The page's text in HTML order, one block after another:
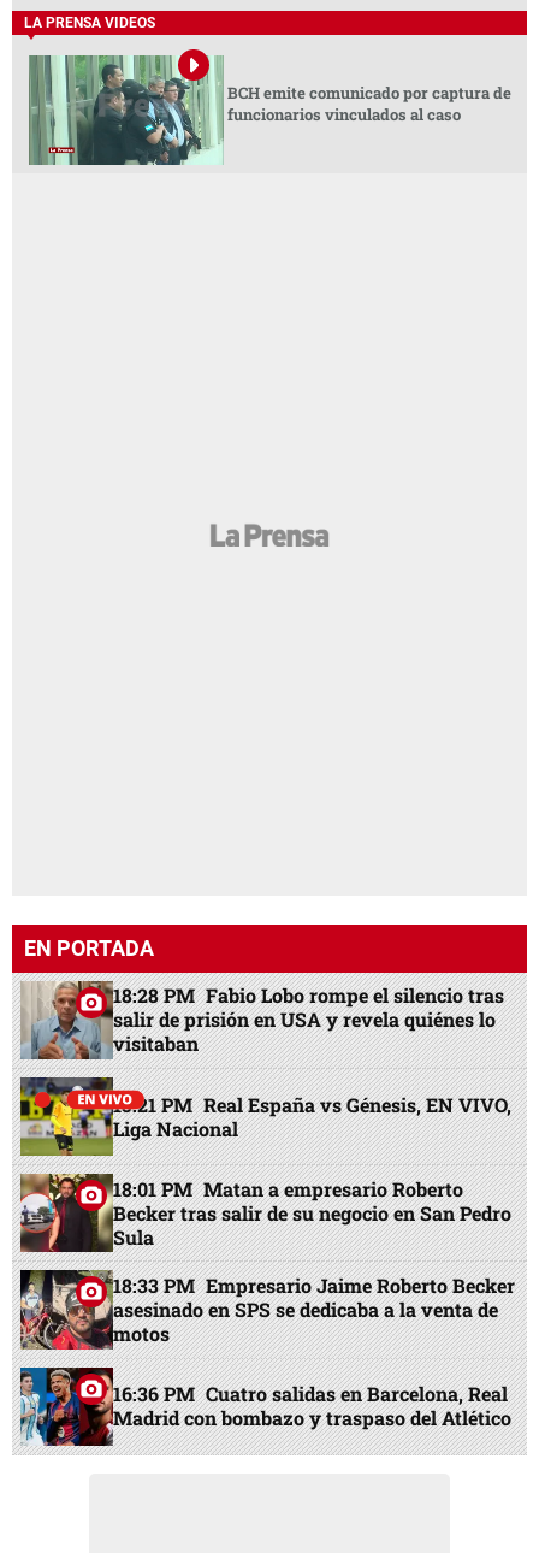
LA PRENSA VIDEOS
BCH emite comunicado por captura de
funcionarios vinculados al caso
EN PORTADA
18:28 PM Fabio Lobo rompe el silencio tras
salir de prisión en USA y revela quiénes lo
visitaban
15:21 PM Real España vs Génesis, EN VIVO,
Liga Nacional
18:01 PM Matan a empresario Roberto
Becker tras salir de su negocio en San Pedro
Sula
18:33 PM Empresario Jaime Roberto Becker
asesinado en SPS se dedicaba a la venta de
motos
16:36 PM Cuatro salidas en Barcelona, Real
Madrid con bombazo y traspaso del Atlético